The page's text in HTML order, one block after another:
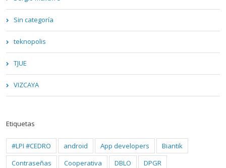
Sin categoría
teknopolis
TJUE
VIZCAYA
Etiquetas
#LPI #CEDRO android App developers
Biantik
Contraseñas
Cooperativa DBLO
DPGR